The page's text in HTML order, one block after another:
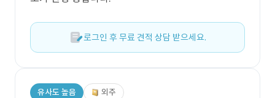
로그인 후 무료 견적 상담 받으세요.
유사도 높음 외주